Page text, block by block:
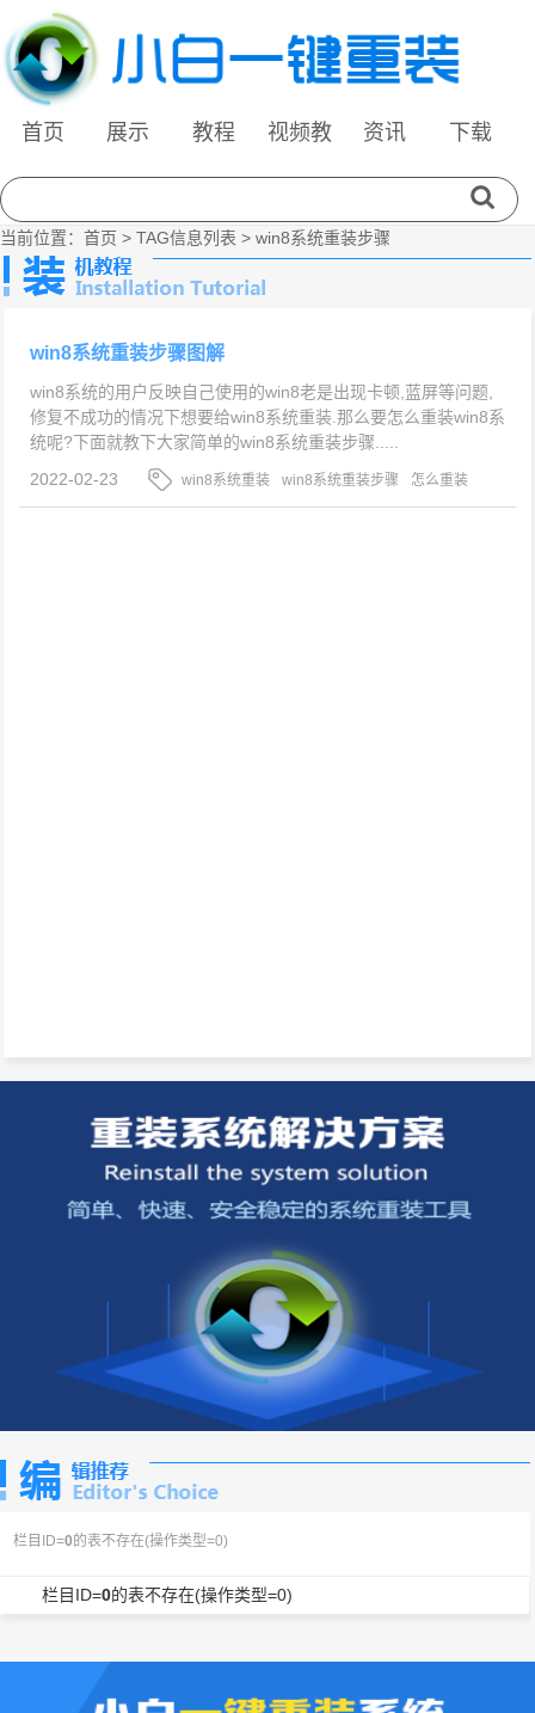
首页 展示 教程
视频教
资讯 下载
当前位置： 首页 > TAG信息列表 > win8系统重装步骤
win8系统重装步骤图解
win8系统的用户反映自己使用的win8老是出现卡顿,蓝屏等问题,
修复不成功的情况下想要给win8系统重装.那么要怎么重装win8系
统呢?下面就教下大家简单的win8系统重装步骤.....
2022-02-23
win8系统重装 win8系统重装步骤
怎么重装
win8系统
栏目ID=0的表不存在(操作类型=0)
栏目ID=0的表不存在(操作类型=0)